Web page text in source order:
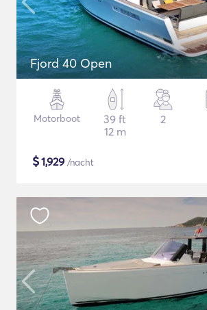
Fjord 40 Open
Motorboot
39 ft
12 m
2
$1,929 /nacht